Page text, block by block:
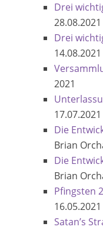
Drei
28.08.2021
Drei
14.08.2021
2021
17.07.2021
Die
Brian
Die
Brian
Pfingsten
16.05.2021
Satan’s